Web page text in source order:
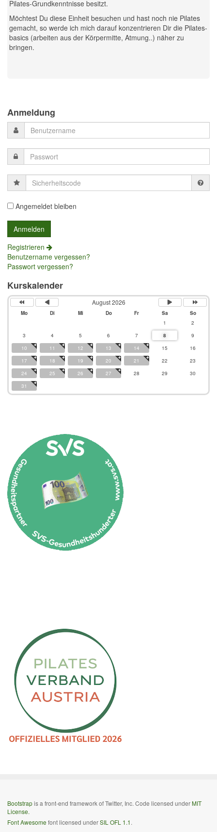
Pilates-Grundkenntnisse besitzt.
Möchtest Du diese Einheit besuchen und hast noch nie Pilates
gemacht, so werde ich mich darauf konzentrieren Dir die Pilates-
basics (arbeiten aus der Körpermitte, Atmung..) näher zu
bringen.
Anmeldung
Sicherheitscode
Angemeldet bleiben
Registrieren
Benutzername vergessen?
Passwort vergessen?
Kurskalender
August 2026
Mo Di Mi Do Fr Sa
So
1
2
3
4 5 6 7 8
9
10
11 12 13 14 15
16
17
18 19 20 21 22
23
24
25 26 27 28 29
30
31
Bootstrapis a front-end framework of Twitter, Inc. Code licensed underMIT
License.
Font Awesome font licensed underSIL OFL 1.1.